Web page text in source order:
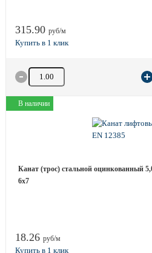
315.90 руб/м
Количество товара
В наличии
Канат (трос) стальной оцинкованный
6x7
18.26 руб/м